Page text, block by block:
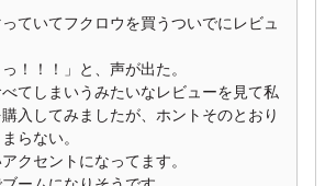
ていてフクロウを買うついでにレビュ
！！！」と、声が出た。
てしまいうみたいなレビューを見て私
入してみましたが、ホントそのとおり
らない。
クセントになってます。